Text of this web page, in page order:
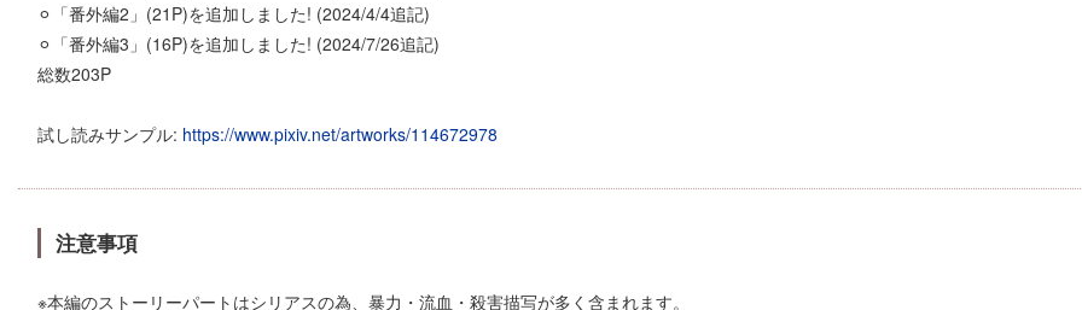
⚪︎「番外編2」(21P)を追加しました! (2024/4/4追記)
⚪︎「番外編3」(16P)を追加しました! (2024/7/26追記)
総数203P
試し読みサンプル: https://www.pixiv.net/artworks/114672978
注意事項
※本編のストーリーパートはシリアスの為、暴力・流血・殺害描写が多く含まれます。